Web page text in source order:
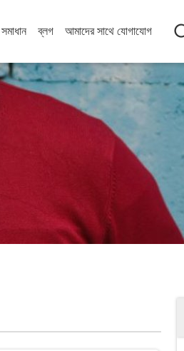
সমাধান ব্লগ আমাদের সাথে যোগাযোগ